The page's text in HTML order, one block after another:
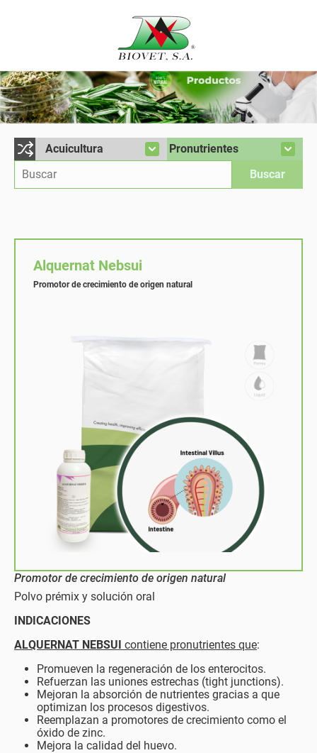
Alquernat Nebsui
Promotor de crecimiento de origen natural
Promotor de crecimiento de origen natural
Polvo prémix y solución oral
INDICACIONES
ALQUERNAT NEBSUI contiene pronutrientes que:
Promueven la regeneración de los enterocitos.
Refuerzan las uniones estrechas (tight junctions).
Mejoran la absorción de nutrientes gracias a que
optimizan los procesos digestivos.
Reemplazan a promotores de crecimiento como el
óxido de zinc.
Mejora la calidad del huevo.